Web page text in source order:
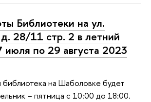
Библиотеки на ул.
28/11 стр. 2 в летний
июля по 29 августа 2023
на Шаболовке будет
– пятница с 10:00 до 18:00.